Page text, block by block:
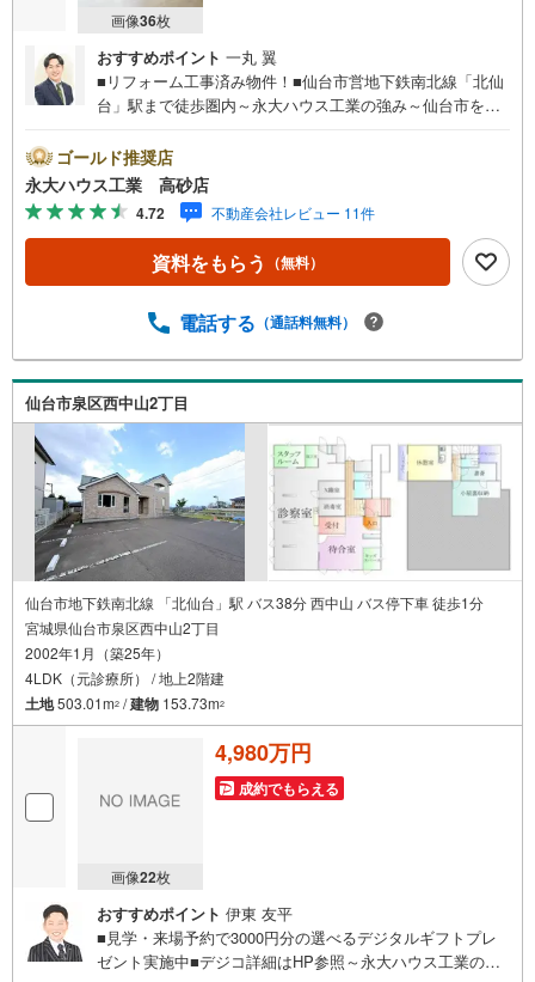
画像36枚
おすすめポイント 一丸 翼
■リフォーム工事済み物件！■仙台市営地下鉄南北線「北仙
台」駅まで徒歩圏内～永大ハウス工業の強み～仙台市を中
を大きく2つに分けてご紹介！1.＜豊富な不動産知識＞戸
建・マンション・土地...と種別を問わず不動産を取り扱っ
ております。更に教育施設や商業施設、子育て環境や行政
などの地域情報を総合し、お客様により良い物件選びをし
て頂けるよう、しっかりとサポートさせて頂きます。2.＜
経験豊富なスタッフ＞当社では【購入】【売却】【引っ越
ろん、ご購入時に気になる住宅ローン各種税金について
ペースも完備！お子様連れのご家族様で是非お越しくださ
い。営業時間:10:00～18:00（定休日火・水曜日※店舗によ
り変動あり）現地のご案内も可能ですので、どうぞお気軽
にお問い合わせください！
ゴールド推奨店
永大ハウス工業 高砂店
4.72 不動産会社レビュー 11件
資料をもらう （無料）
電話する （通話料無料）
仙台市泉区西中山2丁目
仙台市地下鉄南北線 「北仙台」駅 バス38分 西中山 バス停下車 徒歩1分
宮城県仙台市泉区西中山2丁目
2002年1月（築25年）
4LDK（元診療所） / 地上2階建
土地503.01m2 /建物 153.73m2
画像22枚
4,980万円
成約でもらえる
おすすめポイント 伊東 友平
■見学・来場予約で3000円分の選べるデジタルギフトプレ
ゼント実施中■デジコ詳細はHP参照～永大ハウス工業の強